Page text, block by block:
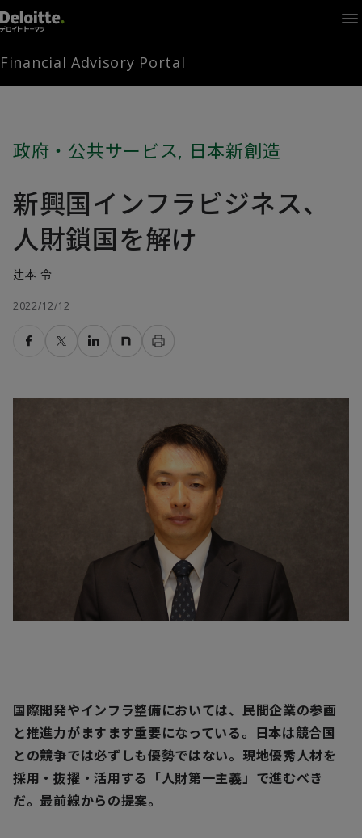
Home
Times
Channel
Library
お問い合わせ
FAMとは
FA Portal
ログイン
Financial Advisory Portal
政府・公共サービス, 日本新創造
新興国インフラビジネス、
人財鎖国を解け
辻本 令
2022/12/12
国際開発やインフラ整備においては、民間企業の参画
と推進力がますます重要になっている。日本は競合国
との競争では必ずしも優勢ではない。現地優秀人材を
採用・抜擢・活用する「人財第一主義」で進むべき
だ。最前線からの提案。